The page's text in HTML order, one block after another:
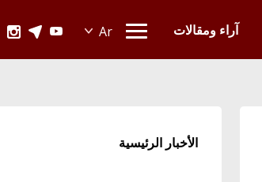
آراء ومقالات
الأخبار الرئيسية